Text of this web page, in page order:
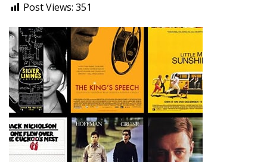
Post Views: 351